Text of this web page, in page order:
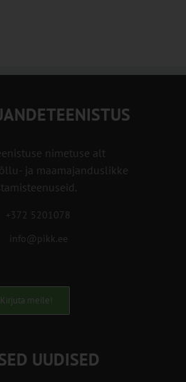
nimetuse alt
ja maamajanduslikke
+372 5201078
info@pikk.ee
Kirjuta meile!
UUDISED